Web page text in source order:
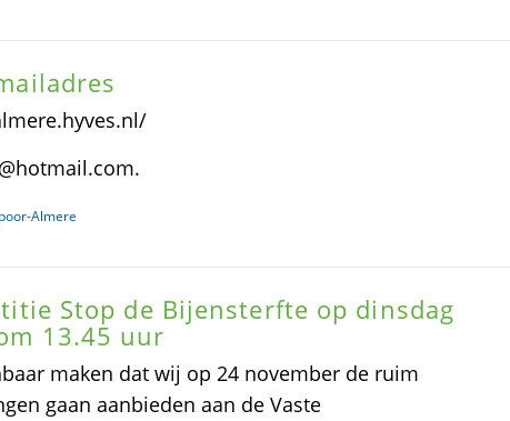
Almere
Stop de Bijensterfte op dinsdag
13.45 uur
maken dat wij op 24 november de ruim
gaan aanbieden aan de Vaste